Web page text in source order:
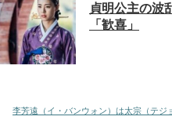
貞明公主の波
「歓喜」
李芳遠（イ・バンウォン）は太宗（テジ